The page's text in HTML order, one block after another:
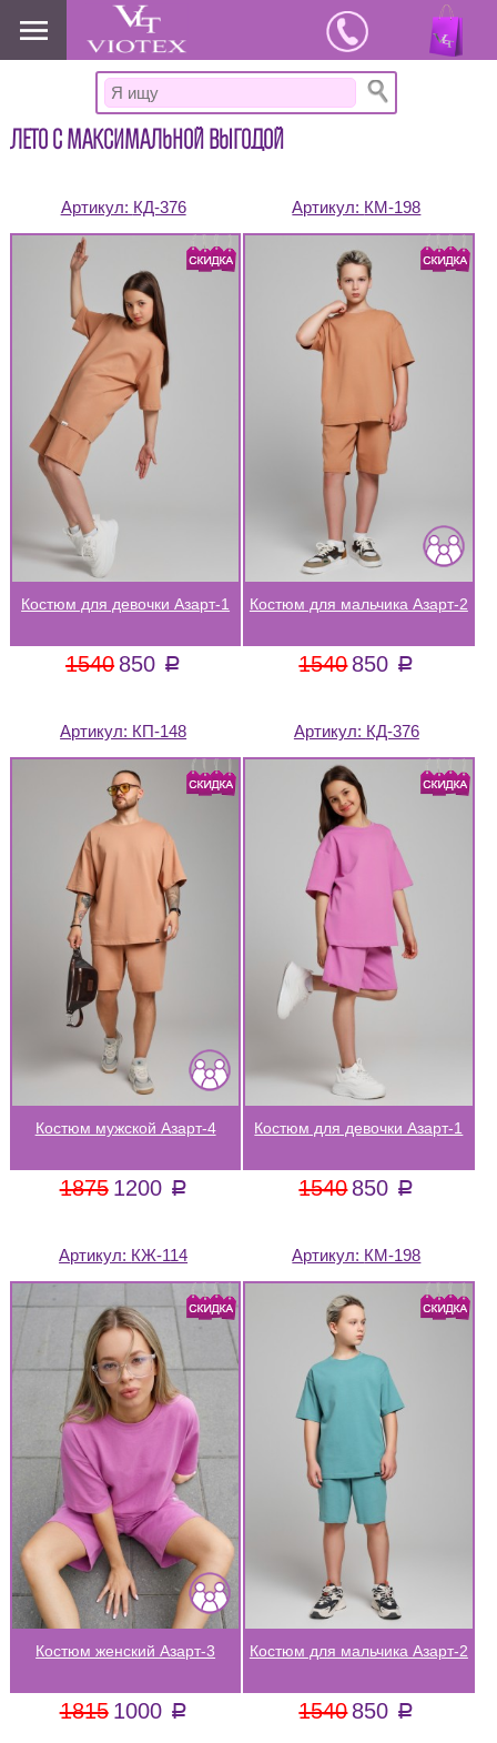
www.viotex37.ru
ЛЕТО С МАКСИМАЛЬНОЙ ВЫГОДОЙ
Артикул: КД-376
Костюм для девочки Азарт-1
1540 850 a
Артикул: КМ-198
Костюм для мальчика Азарт-2
1540 850 a
Артикул: КП-148
Костюм мужской Азарт-4
1875 1200 a
Артикул: КД-376
Костюм для девочки Азарт-1
1540 850 a
Артикул: КЖ-114
Костюм женский Азарт-3
1815 1000 a
Артикул: КМ-198
Костюм для мальчика Азарт-2
1540 850 a